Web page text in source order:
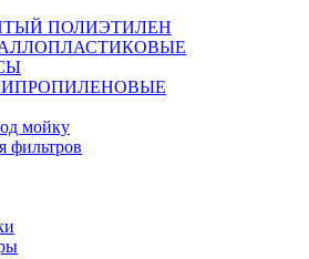
ПОЛИЭТИЛЕН
мойку
фильтров